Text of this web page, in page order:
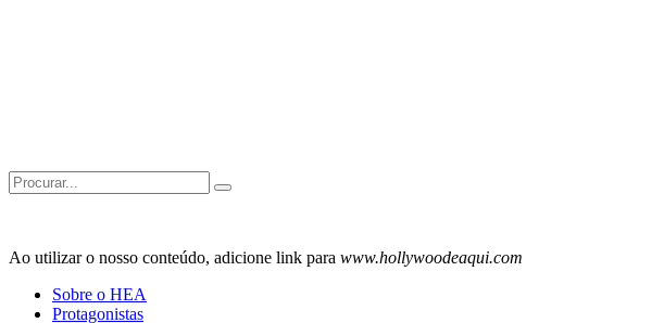
Search
for:
Ao utilizar o nosso conteúdo, adicione link para www.hollywoodeaqui.com
Sobre o HEA
Protagonistas